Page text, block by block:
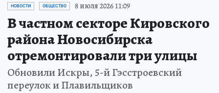
НОВОСТИ ОБЩЕСТВО 8 июля 2026 11:09
В частном секторе Кировского
района Новосибирска
отремонтировали три улицы
Обновили Искры, 5-й Гэсстроевский
переулок и Плавильщиков